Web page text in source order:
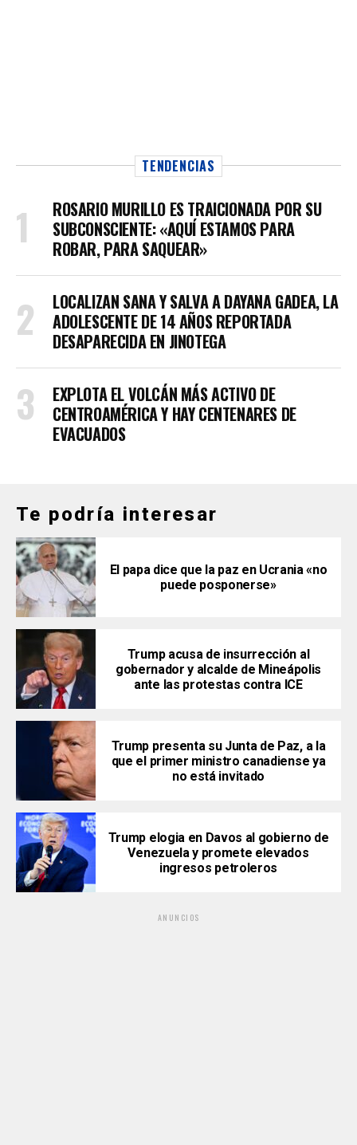
TENDENCIAS
ROSARIO MURILLO ES TRAICIONADA POR SU
SUBCONSCIENTE: «AQUÍ ESTAMOS PARA
ROBAR, PARA SAQUEAR»
LOCALIZAN SANA Y SALVA A DAYANA GADEA, LA
ADOLESCENTE DE 14 AÑOS REPORTADA
DESAPARECIDA EN JINOTEGA
EXPLOTA EL VOLCÁN MÁS ACTIVO DE
CENTROAMÉRICA Y HAY CENTENARES DE
EVACUADOS
Te podría interesar
El papa dice que la paz en Ucrania «no
puede posponerse»
Trump acusa de insurrección al
gobernador y alcalde de Mineápolis
ante las protestas contra ICE
Trump presenta su Junta de Paz, a la
que el primer ministro canadiense ya
no está invitado
Trump elogia en Davos al gobierno de
Venezuela y promete elevados
ingresos petroleros
ANUNCIOS